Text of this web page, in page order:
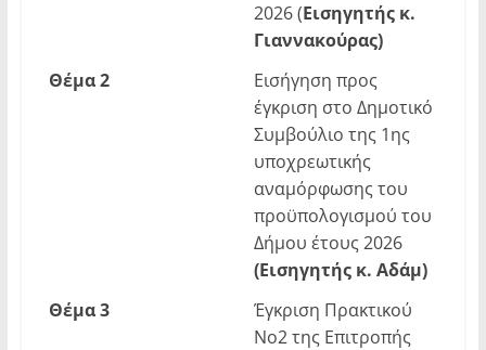
2026 (Εισηγητής κ.
Γιαννακούρας)
Θέμα 2
Εισήγηση προς
έγκριση στο Δημοτικό
Συμβούλιο της 1ης
υποχρεωτικής
αναμόρφωσης του
προϋπολογισμού του
Δήμου έτους 2026
(Εισηγητής κ. Αδάμ)
Θέμα3
Έγκριση Πρακτικού
Νο2 της Επιτροπής